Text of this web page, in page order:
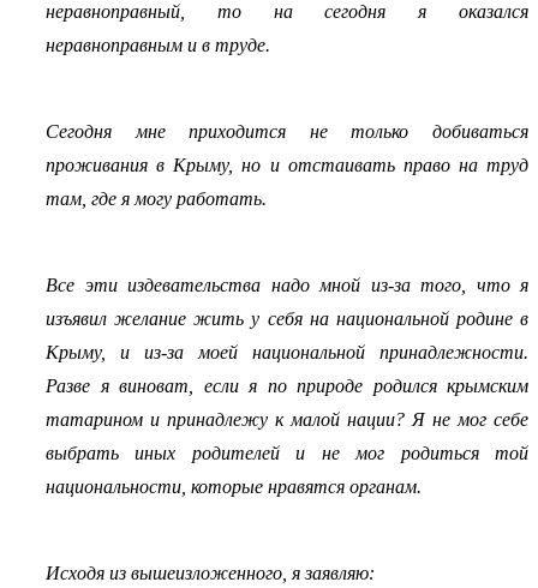
неравноправный, то на сегодня я оказался
неравноправным и в труде.
Сегодня мне приходится не только добиваться
проживания в Крыму, но и отстаивать право на труд
там, где я могу работать.
Все эти издевательства надо мной из-за того, что я
изъявил желание жить у себя на национальной родине в
Крыму, и из-за моей национальной принадлежности.
Разве я виноват, если я по природе родился крымским
татарином и принадлежу к малой нации? Я не мог себе
выбрать иных родителей и не мог родиться той
национальности, которые нравятся органам.
Исходя из вышеизложенного, я заявляю: